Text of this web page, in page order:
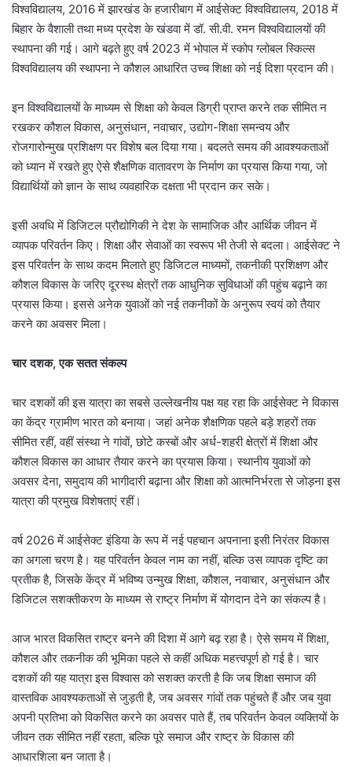
विश्वविद्यालय, 2016 में झारखंड के हजारीबाग में आईसेक्ट विश्वविद्यालय, 2018 में
बिहार के वैशाली तथा मध्य प्रदेश के खंडवा में डॉ. सी.वी. रमन विश्वविद्यालयों की
स्थापना की गई। आगे बढ़ते हुए वर्ष 2023 में भोपाल में स्कोप ग्लोबल स्किल्स
विश्वविद्यालय की स्थापना ने कौशल आधारित उच्च शिक्षा को नई दिशा प्रदान की।
इन विश्वविद्यालयों के माध्यम से शिक्षा को केवल डिग्री प्राप्त करने तक सीमित न
रखकर कौशल विकास, अनुसंधान, नवाचार, उद्योग-शिक्षा समन्वय और
रोजगारोन्मुख प्रशिक्षण पर विशेष बल दिया गया। बदलते समय की आवश्यकताओं
को ध्यान में रखते हुए ऐसे शैक्षणिक वातावरण के निर्माण का प्रयास किया गया, जो
विद्यार्थियों को ज्ञान के साथ व्यवहारिक दक्षता भी प्रदान कर सके।
इसी अवधि में डिजिटल प्रौद्योगिकी ने देश के सामाजिक और आर्थिक जीवन में
व्यापक परिवर्तन किए। शिक्षा और सेवाओं का स्वरूप भी तेजी से बदला। आईसेक्ट ने
इस परिवर्तन के साथ कदम मिलाते हुए डिजिटल माध्यमों, तकनीकी प्रशिक्षण और
कौशल विकास के जरिए दूरस्थ क्षेत्रों तक आधुनिक सुविधाओं की पहुंच बढ़ाने का
प्रयास किया। इससे अनेक युवाओं को नई तकनीकों के अनुरूप स्वयं को तैयार
करने का अवसर मिला।
चार दशक, एक सतत संकल्प
चार दशकों की इस यात्रा का सबसे उल्लेखनीय पक्ष यह रहा कि आईसेक्ट ने विकास
का केंद्र ग्रामीण भारत को बनाया। जहां अनेक शैक्षणिक पहले बड़े शहरों तक
सीमित रहीं, वहीं संस्था ने गांवों, छोटे कस्बों और अर्ध-शहरी क्षेत्रों में शिक्षा और
कौशल विकास का आधार तैयार करने का प्रयास किया। स्थानीय युवाओं को
अवसर देना, समुदाय की भागीदारी बढ़ाना और शिक्षा को आत्मनिर्भरता से जोड़ना इस
यात्रा की प्रमुख विशेषताएं रहीं।
वर्ष 2026 में आईसेक्ट इंडिया के रूप में नई पहचान अपनाना इसी निरंतर विकास
का अगला चरण है। यह परिवर्तन केवल नाम का नहीं, बल्कि उस व्यापक दृष्टि का
प्रतीक है, जिसके केंद्र में भविष्य उन्मुख शिक्षा, कौशल, नवाचार, अनुसंधान और
डिजिटल सशक्तीकरण के माध्यम से राष्ट्र निर्माण में योगदान देने का संकल्प है।
आज भारत विकसित राष्ट्र बनने की दिशा में आगे बढ़ रहा है। ऐसे समय में शिक्षा,
कौशल और तकनीक की भूमिका पहले से कहीं अधिक महत्त्वपूर्ण हो गई है। चार
दशकों की यह यात्रा इस विश्वास को सशक्त करती है कि जब शिक्षा समाज की
वास्तविक आवश्यकताओं से जुड़ती है, जब अवसर गांवों तक पहुंचते हैं और जब युवा
अपनी प्रतिभा को विकसित करने का अवसर पाते हैं, तब परिवर्तन केवल व्यक्तियों के
जीवन तक सीमित नहीं रहता, बल्कि पूरे समाज और राष्ट्र के विकास की
आधारशिला बन जाता है।